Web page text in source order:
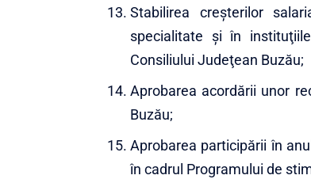
Stabilirea creşterilor
specialitate şi în
Consiliului Judeţean Buzău;
Aprobarea acordării unor
Buzău;
Aprobarea participării în
în cadrul Programului de